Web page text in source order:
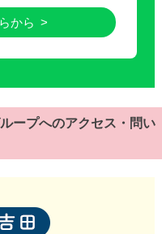
から
ープへのアクセス・問い